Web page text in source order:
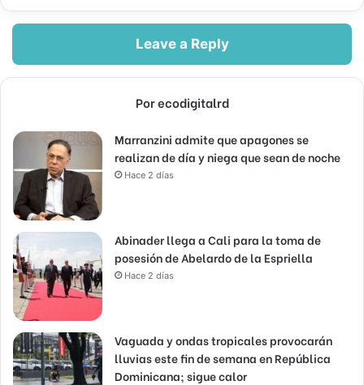
Leave a Reply
Por ecodigitalrd
Marranzini admite que apagones se
realizan de día y niega que sean de noche
Hace 2 días
Abinader llega a Cali para la toma de
posesión de Abelardo de la Espriella
Hace 2 días
Vaguada y ondas tropicales provocarán
lluvias este fin de semana en República
Dominicana; sigue calor